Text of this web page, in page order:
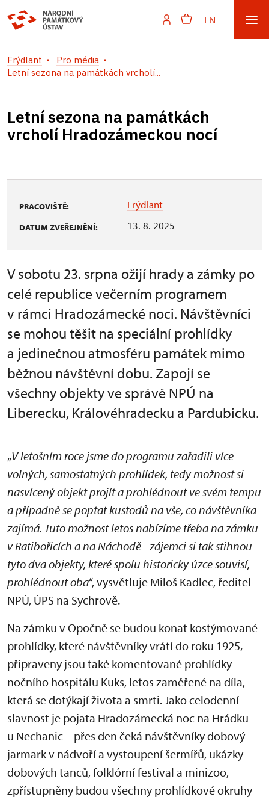
EN
Frýdlant
Pro média
Letní sezona na památkách vrcholí...
Letní sezona na památkách
vrcholí Hradozámeckou nocí
PRACOVIŠTĚ: Frýdlant
DATUM ZVEŘEJNĚNÍ: 13. 8. 2025
V sobotu 23. srpna ožijí hrady a zámky po
celé republice večerním programem
v rámci Hradozámecké noci. Návštěvníci
se mohou těšit na speciální prohlídky
a jedinečnou atmosféru památek mimo
běžnou návštěvní dobu. Zapojí se
všechny objekty ve správě NPÚ na
Liberecku, Královéhradecku a Pardubicku.
„V letošním roce jsme do programu zařadili více
volných, samostatných prohlídek, tedy možnost si
nasvícený objekt projít a prohlédnout ve svém tempu
a případně se poptat kustodů na vše, co návštěvníka
zajímá. Tuto možnost letos nabízíme třeba na zámku
v Ratibořicích a na Náchodě - zájemci si tak stihnou
tyto dva objekty, které spolu historicky úzce souvisí,
prohlédnout oba“, vysvětluje Miloš Kadlec, ředitel
NPÚ, ÚPS na Sychrově.
Na zámku v Opočně se budou konat kostýmované
prohlídky, které návštěvníky vrátí do roku 1925,
připraveny jsou také komentované prohlídky
nočního hospitálu Kuks, letos zaměřené na díla,
která se dotýkají života a smrti. Jako celodenní
slavnost je pojata Hradozámecká noc na Hrádku
u Nechanic – přes den čeká návštěvníky dobový
jarmark v nádvoří a vystoupení šermířů, ukázky
dobových tanců, folklórní festival a minizoo,
zpřístupněny budou všechny prohlídkové okruhy